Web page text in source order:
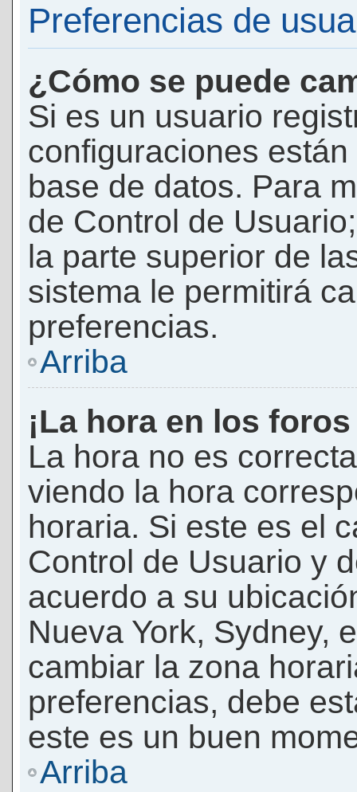
Preferencias de
¿Cómo se puede
Si es un usuario
configuraciones
base de datos. Para
de Control de
la parte superior de
sistema le permitirá
preferencias.
Arriba
¡La hora en los
La hora no es
viendo la hora
horaria. Si este es el
Control de Usuario y
acuerdo a su
Nueva York, Sydney,
cambiar la zona
preferencias, debe
este es un buen
Arriba